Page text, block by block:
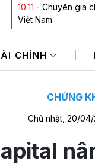
10:11 - Chuyên gia
Việt Nam
09:35- Ông
VPBank
dai dẳng
CHÍNH
CHỨNG
Chủ nhật, 20/04/